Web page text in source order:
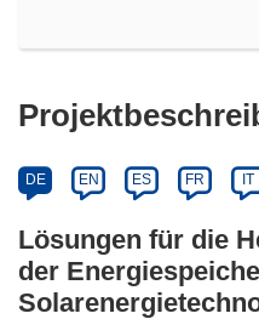
DE EN ES FR IT
Lösungen für die
der